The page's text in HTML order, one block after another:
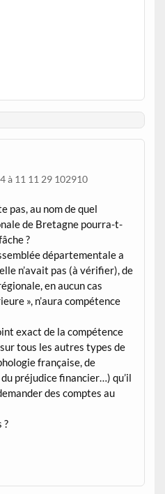
à 11 11 29 102910
pas, au nom de quel
de Bretagne pourra-t-
?
départementale a
n’avait pas (à vérifier), de
en aucun cas
», n’aura compétence
exact de la compétence
tous les autres types de
française, de
préjudice financier…) qu’il
des comptes au
?